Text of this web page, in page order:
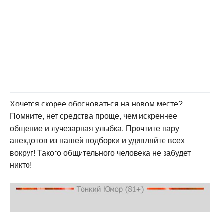
Хочется скорее обосноваться на новом месте?
Помните, нет средства проще, чем искреннее
общение и лучезарная улыбка. Прочтите пару
анекдотов из нашей подборки и удивляйте всех
вокруг! Такого общительного человека не забудет
никто!